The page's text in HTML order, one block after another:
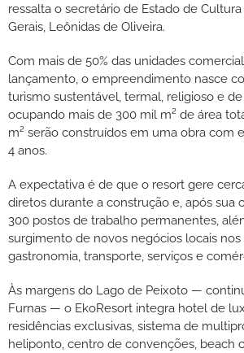
ressalta o secretário de Estado de
Gerais, Leônidas de Oliveira.
Com mais de 50% das unidades
lançamento, o empreendimento nasce
turismo sustentável, termal, religioso e
ocupando mais de 300 mil m² de área
m² serão construídos em uma obra com
4 anos.
A expectativa é de que o resort gere
diretos durante a construção e, após sua
300 postos de trabalho permanentes,
surgimento de novos negócios locais
gastronomia, transporte, serviços e
Às margens do Lago de Peixoto —
Furnas — o EkoResort integra hotel de
residências exclusivas, sistema de
heliponto, centro de convenções, beach